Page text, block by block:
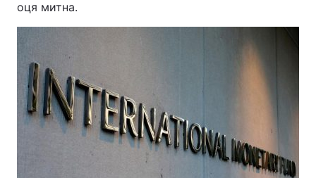
оця митна.